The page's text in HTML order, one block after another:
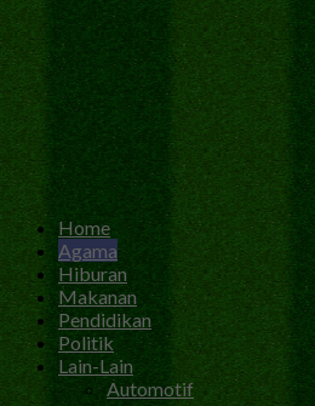
Home
Agama
Hiburan
Makanan
Pendidikan
Politik
Lain-Lain
Automotif